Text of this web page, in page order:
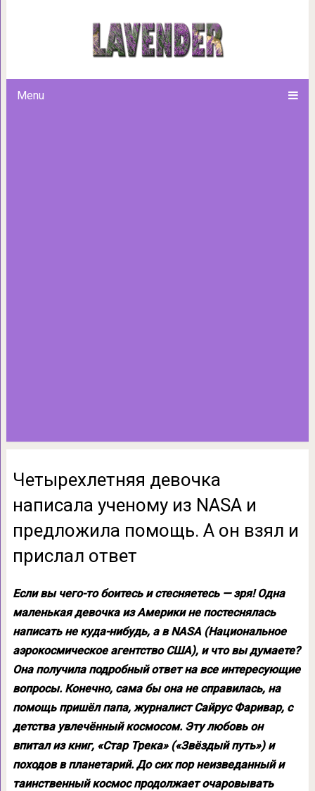
Menu
Четырехлетняя девочка
предложила помощь. А
Четырехлетняя девочка
написала ученому из NASA и
предложила помощь. А он взял и
прислал ответ
Если вы чего-то боитесь и стесняетесь — зря! Одна
маленькая девочка из Америки не постеснялась
написать не куда-нибудь, а в NASA (Национальное
аэрокосмическое агентство США), и что вы думаете?
Она получила подробный ответ на все интересующие
вопросы. Конечно, сама бы она не справилась, на
помощь пришёл папа, журналист Сайрус Фаривар, с
детства увлечённый космосом. Эту любовь он
впитал из книг, «Стар Трека» («Звёздый путь») и
походов в планетарий. До сих пор неизведанный и
таинственный космос продолжает очаровывать